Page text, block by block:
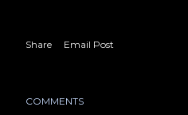
Share Email Post
COMMENTS